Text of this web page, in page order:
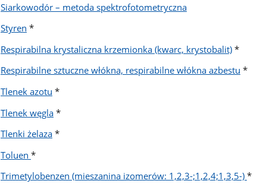
Siarkowodór – metoda spektrofotometryczna
Styren *
Respirabilna krystaliczna krzemionka (kwarc, krystobalit)*
Respirabilne sztuczne włókna, respirabilne włókna azbestu *
Tlenek azotu *
Tlenek węgla*
Tlenki żelaza*
Toluen *
Trimetylobenzen (mieszanina izomerów: 1,2,3-;1,2,4;1,3,5-) *